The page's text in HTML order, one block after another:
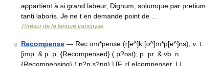
appartient à si grand labeur, Dignum, solumque par pretium
tanti laboris. Je ne t en demande point de …
Thresor de la langue françoyse
6 Recompense — Rec om*pense (r[e^]k [o^]m*p[e^]ns), v. t.
[imp. & p. p. {Recompensed} ( p?nst); p. pr. & vb. n.
{Recompensing} ( p?n s?ng).] [F. r[ e]compenser, LL.